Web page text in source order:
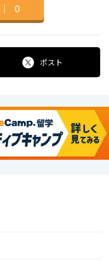
｜ 0
ポスト